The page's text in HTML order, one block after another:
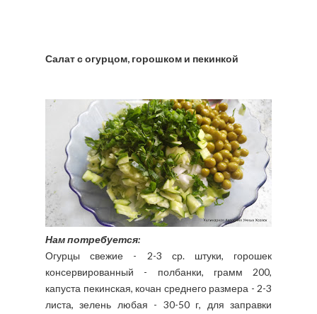
Салат с огурцом, горошком и пекинкой
Нам потребуется:
Огурцы свежие - 2-3 ср. штуки, горошек
консервированный - полбанки, грамм 200,
капуста пекинская, кочан среднего размера - 2-3
листа, зелень любая - 30-50 г, для заправки